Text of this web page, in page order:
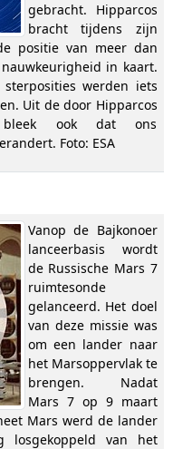
gebracht. Hipparcos
bracht tijdens zijn
positie van meer dan
in kaart.
werden iets
Uit de door Hipparcos
bleek ook dat ons
Foto: ESA
Vanop de Bajkonoer
lanceerbasis wordt
de Russische Mars 7
ruimtesonde
gelanceerd. Het doel
van deze missie was
om een lander naar
het Marsoppervlak te
brengen. Nadat
Mars 7 op 9 maart
Mars werd de lander
van het